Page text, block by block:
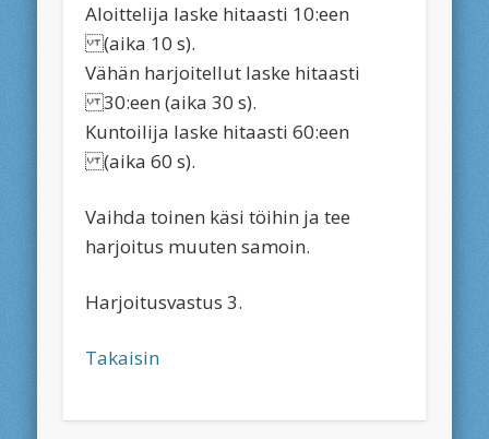
Aloittelija laske hitaasti 10:een
(aika 10 s).
Vähän harjoitellut laske hitaasti
30:een (aika 30 s).
Kuntoilija laske hitaasti 60:een
(aika 60 s).
Vaihda toinen käsi töihin ja tee
harjoitus muuten samoin.
Harjoitusvastus 3.
Takaisin